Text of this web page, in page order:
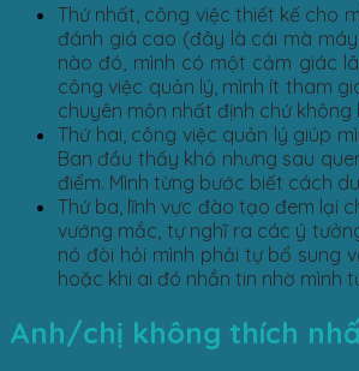
Thứ nhất, công việc thiết kế cho
đánh giá cao (đây là cái mà
nào đó, mình có một cảm giác
công việc quản lý, mình ít tham
chuyên môn nhất định chứ
Thứ hai, công việc quản lý giúp
Ban đầu thấy khó nhưng sau
điểm. Mình từng bước biết cách
Thứ ba, lĩnh vực đào tạo đem lại
vướng mắc, tự nghĩ ra các ý
nó đòi hỏi mình phải tự bổ sung
hoặc khi ai đó nhắn tin nhờ mình
Anh/chị không thích